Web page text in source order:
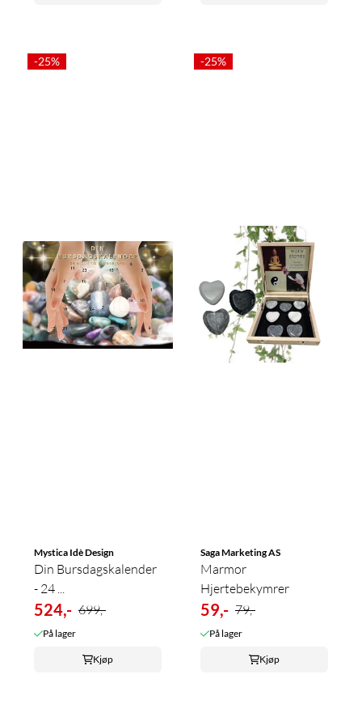
-25%
Mystica Idè Design
Din Bursdagskalender
- 24 ...
524,- 699,-
På lager
Kjøp
-25%
Saga Marketing AS
Marmor
Hjertebekymrer
59,- 79,-
På lager
Kjøp